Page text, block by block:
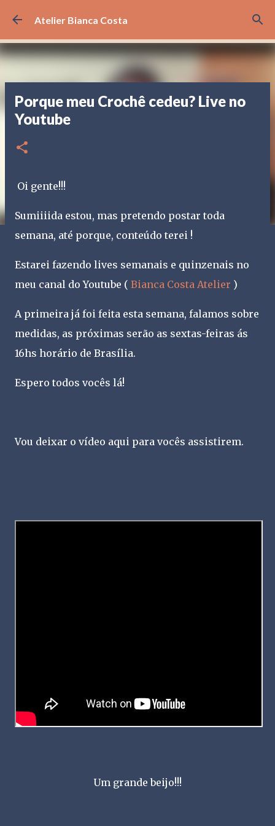
Pular para o conteúdo principal
Atelier Bianca Costa
Porque meu Crochê cedeu? Live no
Youtube
Oi gente!!!
Sumiiiida estou, mas pretendo postar toda
semana, até porque, conteúdo terei !
Estarei fazendo lives semanais e quinzenais no
meu canal do Youtube ( Bianca Costa Atelier )
A primeira já foi feita esta semana, falamos sobre
medidas, as próximas serão as sextas-feiras ás
16hs horário de Brasília.
Espero todos vocês lá!
Vou deixar o vídeo aqui para vocês assistirem.
Um grande beijo!!!